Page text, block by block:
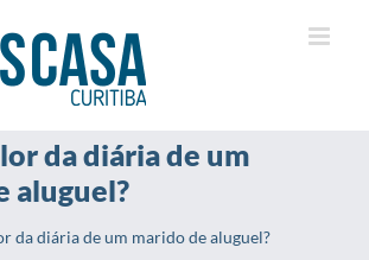
da diária de um
aluguel?
da diária de um marido de aluguel?